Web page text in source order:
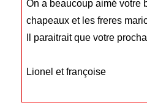
On a beaucoup aimé votre
chapeauxet les freres
Il paraitrait que votre
Lionel et françoise